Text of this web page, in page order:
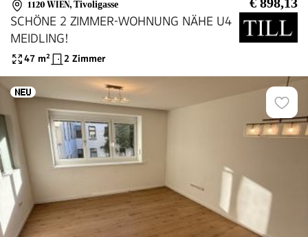
1120 WIEN, Tivoligasse
SCHÖNE 2 ZIMMER-WOHNUNG NÄHE U4
MEIDLING!
47 m² 2 Zimmer